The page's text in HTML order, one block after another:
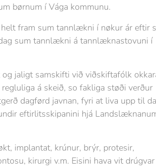
børnum í Vága kommunu.
fram sum tannlækni í nøkur ár eftir
sum tannlækni á tannlæknastovuni í
jaligt samskifti við viðskiftafólk
á skeið, so fakliga støði verður
dagførd javnan, fyri at liva upp til
eftirlitsskipanini hjá
implantat, krúnur, brýr, protesir,
kirurgi v.m. Eisini hava vit